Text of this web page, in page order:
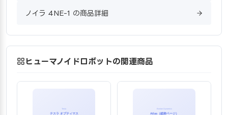
ノイラ 4NE-1 の商品詳細
ヒューマノイドロボットの関連商品